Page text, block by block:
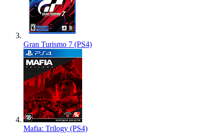
Gran Turismo 7 (PS4)
Mafia: Trilogy (PS4)